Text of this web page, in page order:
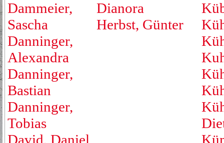
Dammeier,
Sascha
Danninger,
Alexandra
Danninger,
Bastian
Danninger,
Tobias
David, Daniel
Dianora
Herbst, Günter